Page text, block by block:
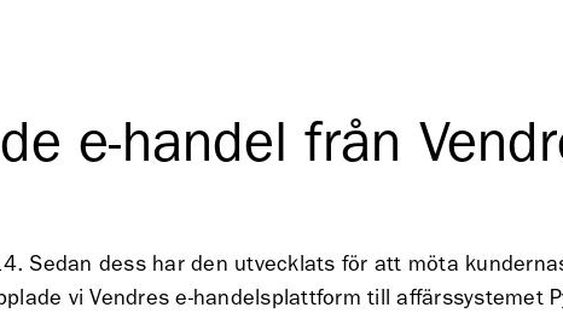
e-handel från
Sedan dess har den utvecklats för att möta
vi Vendres e-handelsplattform till affärssystemet